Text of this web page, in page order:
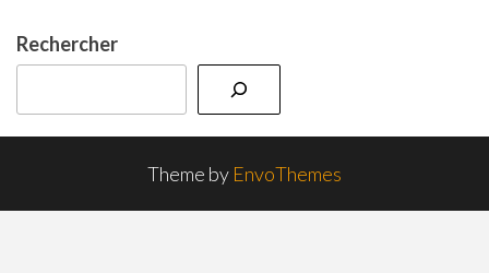
Rechercher
Theme by EnvoThemes